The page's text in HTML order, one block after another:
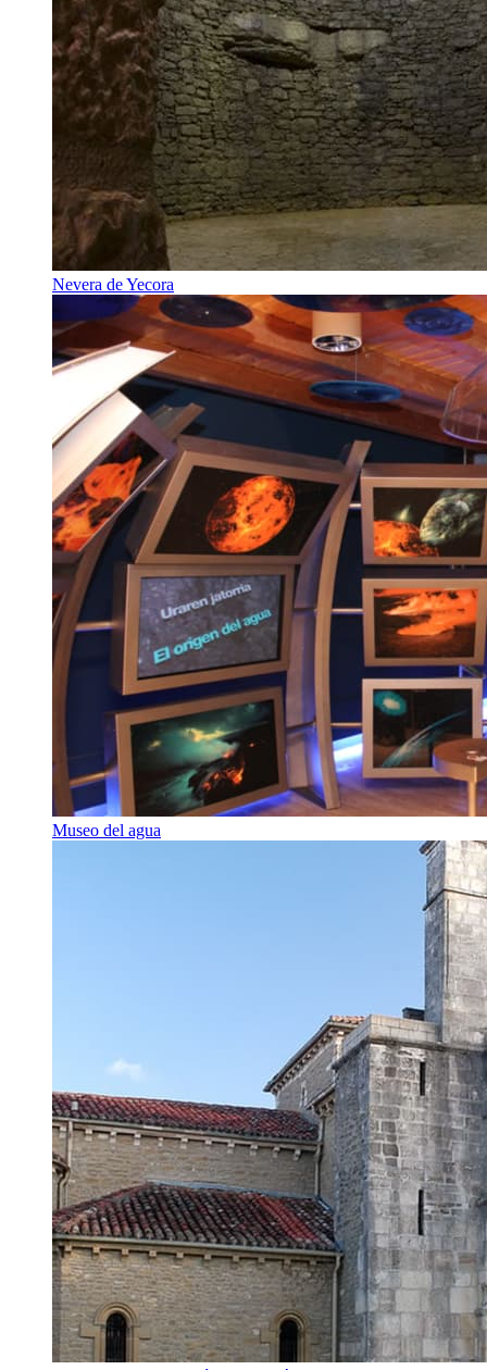
Nevera de Yecora
Museo del agua